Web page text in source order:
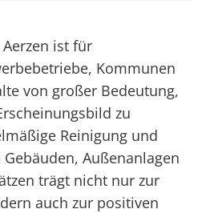
ist für
Kommunen
von großer Bedeutung,
zu
Reinigung und
Außenanlagen
trägt nicht nur zur
auch zur positiven